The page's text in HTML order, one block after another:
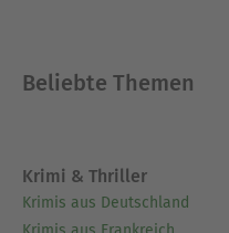
Beliebte Themen
Krimi & Thriller
Krimis aus Deutschland